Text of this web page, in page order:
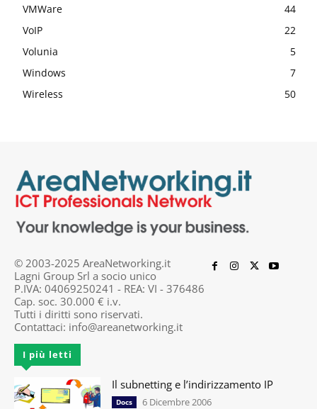
VMWare
44
VoIP
22
Volunia
5
Windows
7
Wireless
50
© 2003-2025 AreaNetworking.it
Lagni Group Srl a socio unico
P.IVA: 04069250241 - REA: VI - 376486
Cap. soc. 30.000 € i.v.
Tutti i diritti sono riservati.
Contattaci: info@areanetworking.it
I più letti
Il subnetting e l’indirizzamento IP
Docs 6 Dicembre 2006